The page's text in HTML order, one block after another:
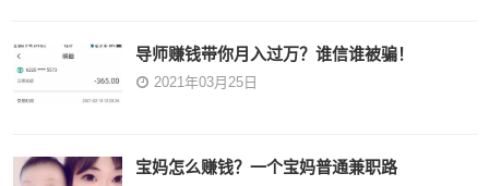
导师赚钱带你月入过万？谁信谁被骗！
2021年03月25日
宝妈怎么赚钱？一个宝妈普通兼职路